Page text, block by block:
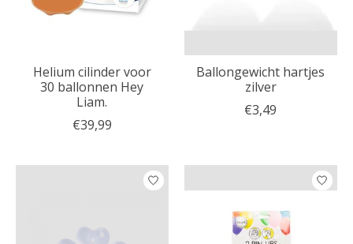
Helium cilinder voor
30 ballonnen Hey
Liam.
€39,99
Ballongewicht hartjes
zilver
€3,49